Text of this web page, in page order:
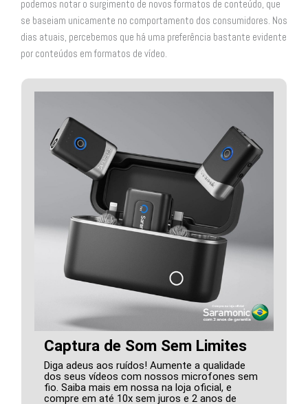
podemos notar o surgimento de novos formatos de conteúdo, que
se baseiam unicamente no comportamento dos consumidores. Nos
dias atuais, percebemos que há uma preferência bastante evidente
por conteúdos em formatos de vídeo.
Captura de Som Sem Limites
Diga adeus aos ruídos! Aumente a qualidade
dos seus vídeos com nossos microfones sem
fio. Saiba mais em nossa na loja oficial, e
compre em até 10x sem juros e 2 anos de